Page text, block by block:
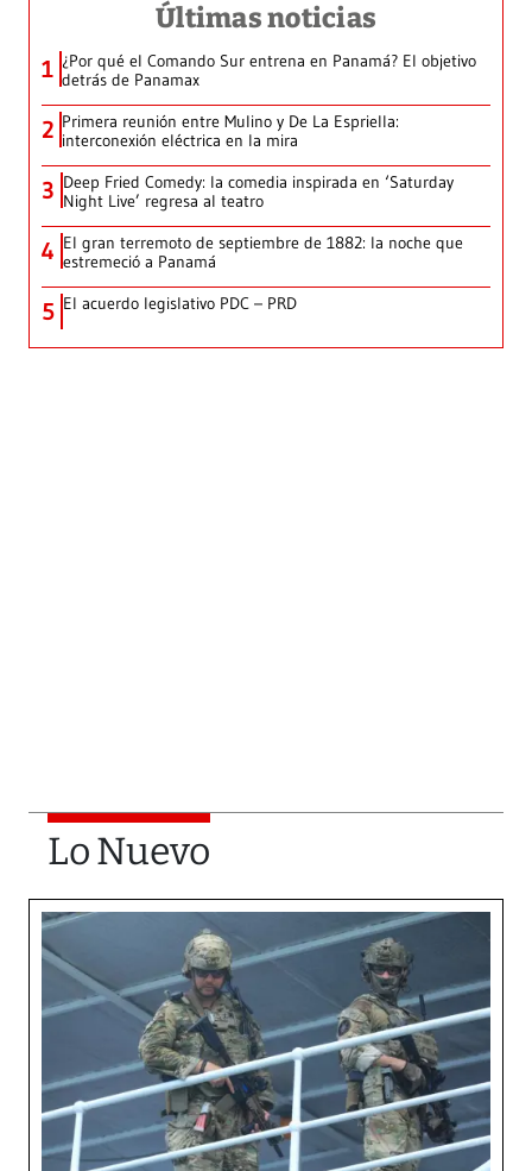
Últimas noticias
1 ¿Por qué el Comando Sur entrena en Panamá? El objetivo
detrás de Panamax
2 Primera reunión entre Mulino y De La Espriella:
interconexión eléctrica en la mira
3 Deep Fried Comedy: la comedia inspirada en ‘Saturday
Night Live’ regresa al teatro
4 El gran terremoto de septiembre de 1882: la noche que
estremeció a Panamá
5 El acuerdo legislativo PDC – PRD
Lo Nuevo